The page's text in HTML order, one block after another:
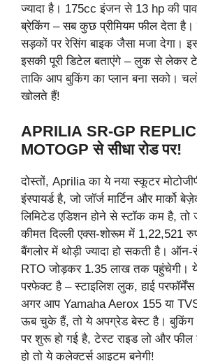
ज्यादा है। 175cc इंजन से 13 hp की
ब्रेकिंग – सब कुछ प्रीमियम फील देता
सड़कों पर रेसिंग बाइक जैसा मजा देगा।
इसकी पूरी डिटेल बताएंगे – लुक से लेकर
ताकि आप बुकिंग का प्लान बना सको।
खोलते हैं!
APRILIA SR-GP
MOTOGP से सीधा रोड पर!
दोस्तों, Aprilia का ये नया स्कूटर
इंस्पायर्ड है, जो जॉर्ज मार्टिन और मार्को
लिमिटेड एडिशन होने से स्टॉक कम है, तो
कीमत दिल्ली एक्स-शोरूम में 1,22,521
बैंगलोर में थोड़ी ज्यादा हो सकती है। ऑन-
RTO जोड़कर 1.35 लाख तक पहुंचेगी।
परफेक्ट है – स्टाइलिश लुक, हाई
अगर आप Yamaha Aerox 155 या
ऊब चुके हैं, तो ये अपग्रेड बेस्ट है। बुकिंग
पर शुरू हो गई है, टेस्ट राइड लो और फील
हो तो ये कलेक्टर्स आइटम बनेगी!